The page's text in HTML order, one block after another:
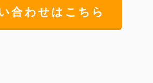
合わせはこちら